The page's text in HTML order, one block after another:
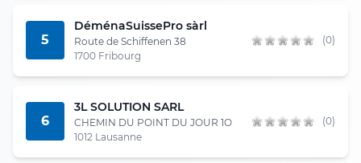
5
DéménaSuissePro sàrl
Route de Schiffenen 38
1700 Fribourg
(0)
6
3L SOLUTION SARL
CHEMIN DU POINT DU JOUR 1O
1012 Lausanne
(0)